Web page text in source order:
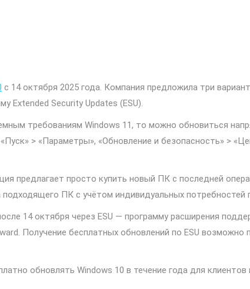
с 14 октября 2025 года. Компания предложила три
Extended Security Updates (ESU).
требованиям Windows 11, то можно обновиться
> «Параметры», «Обновление и безопасность» >
предлагает просто купить новый ПК с последней
ПК с учётом индивидуальных потребностей
14 октября через ESU — программу расширения
Получение бесплатных обновлений по ESU возможно
обновлять Windows 10 в течение года для